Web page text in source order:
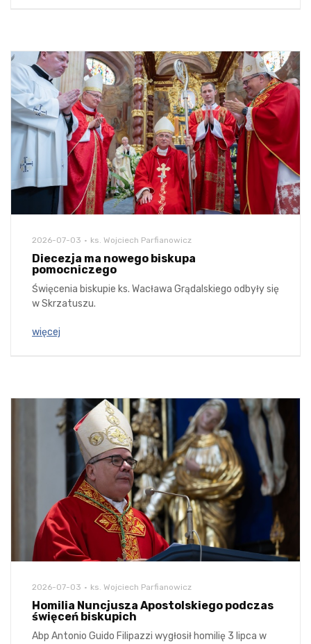
2026-07-03 ks. Wojciech Parfianowicz
Diecezja ma nowego biskupa
pomocniczego
Święcenia biskupie ks. Wacława Grądalskiego odbyły się
w Skrzatuszu.
więcej
2026-07-03 ks. Wojciech Parfianowicz
Homilia Nuncjusza Apostolskiego podczas
święceń biskupich
Abp Antonio Guido Filipazzi wygłosił homilię 3 lipca w